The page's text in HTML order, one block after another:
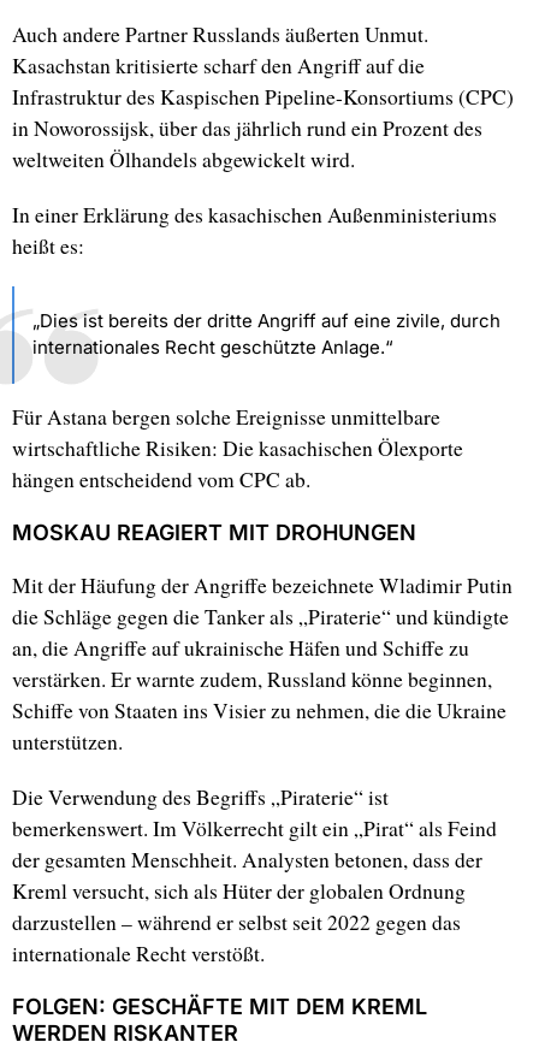
Auch andere Partner Russlands äußerten Unmut.
Kasachstan kritisierte scharf den Angriff auf die
Infrastruktur des Kaspischen Pipeline-Konsortiums (CPC)
in Noworossijsk, über das jährlich rund ein Prozent des
weltweiten Ölhandels abgewickelt wird.
In einer Erklärung des kasachischen Außenministeriums
heißt es:
„Dies ist bereits der dritte Angriff auf eine zivile, durch
internationales Recht geschützte Anlage.“
Für Astana bergen solche Ereignisse unmittelbare
wirtschaftliche Risiken: Die kasachischen Ölexporte
hängen entscheidend vom CPC ab.
MOSKAU REAGIERT MIT DROHUNGEN
Mit der Häufung der Angriffe bezeichnete Wladimir Putin
die Schläge gegen die Tanker als „Piraterie“ und kündigte
an, die Angriffe auf ukrainische Häfen und Schiffe zu
verstärken. Er warnte zudem, Russland könne beginnen,
Schiffe von Staaten ins Visier zu nehmen, die die Ukraine
unterstützen.
Die Verwendung des Begriffs „Piraterie“ ist
bemerkenswert. Im Völkerrecht gilt ein „Pirat“ als Feind
der gesamten Menschheit. Analysten betonen, dass der
Kreml versucht, sich als Hüter der globalen Ordnung
darzustellen – während er selbst seit 2022 gegen das
internationale Recht verstößt.
FOLGEN: GESCHÄFTE MIT DEM KREML
WERDEN RISKANTER